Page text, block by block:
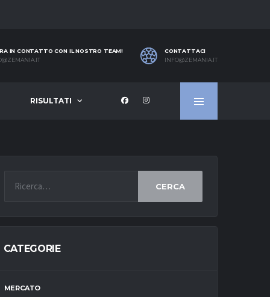
IN CONTATTO CON IL NOSTRO TEAM!
CONTATTACI
INFO@ZEMANIA.IT
RISULTATI
CERCA
CATEGORIE
MERCATO